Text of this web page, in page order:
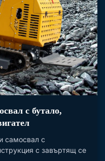
с бутало,
самосвал с
с завъртящ се